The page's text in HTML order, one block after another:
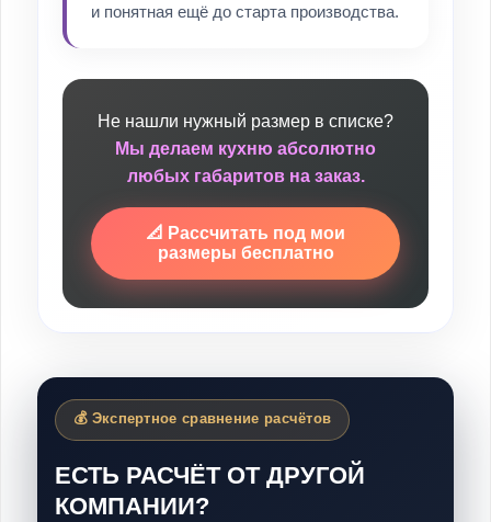
и понятная ещё до старта производства.
Не нашли нужный размер в списке?
Мы делаем кухню абсолютно
любых габаритов на заказ.
📐 Рассчитать под мои
размеры бесплатно
💰 Экспертное сравнение расчётов
ЕСТЬ РАСЧЁТ ОТ ДРУГОЙ
КОМПАНИИ?